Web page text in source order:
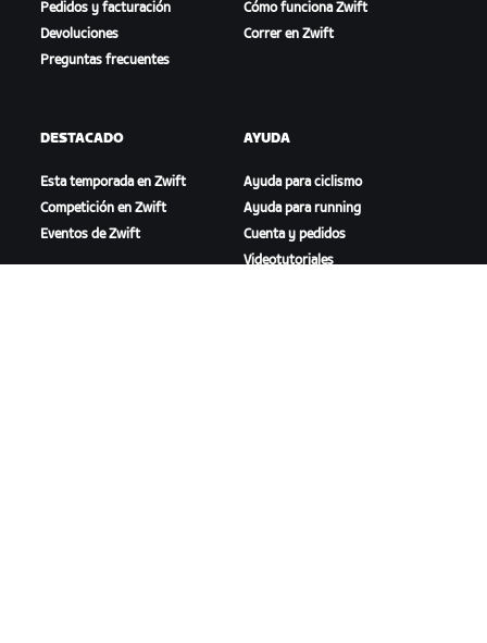
Pedidos y facturación
Devoluciones
Preguntas frecuentes
Cómo funciona Zwift
Correr en Zwift
DESTACADO
Esta temporada en Zwift
Competición en Zwift
Eventos de Zwift
AYUDA
Ayuda para ciclismo
Ayuda para running
Cuenta y pedidos
Videotutoriales